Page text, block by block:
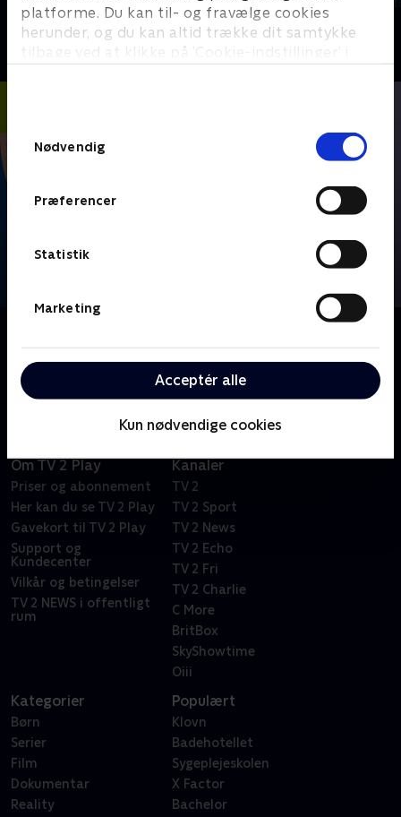
platforme. Du kan til- og fravælge cookies
herunder, og du kan altid trække dit samtykke
tilbage ved at klikke på ’Cookie-indstillinger’ i
Nødvendig
Præferencer
Statistik
Marketing
Acceptér alle
Kun nødvendige cookies
Sport Fokus
Sport
PLAYER
Fodbold
Mexico, USA og Canada.
Om TV 2 Play
Priser og abonnement
Her kan du se TV 2 Play
Gavekort til TV 2 Play
Support og
Kundecenter
Vilkår og betingelser
TV 2 NEWS i offentligt
rum
Kanaler
TV 2
TV 2 Sport
TV 2 News
TV 2 Echo
TV 2 Fri
TV 2 Charlie
C More
BritBox
SkyShowtime
Oiii
Kategorier
Børn
Serier
Film
Dokumentar
Reality
Populært
Klovn
Badehotellet
Sygeplejeskolen
X Factor
Bachelor